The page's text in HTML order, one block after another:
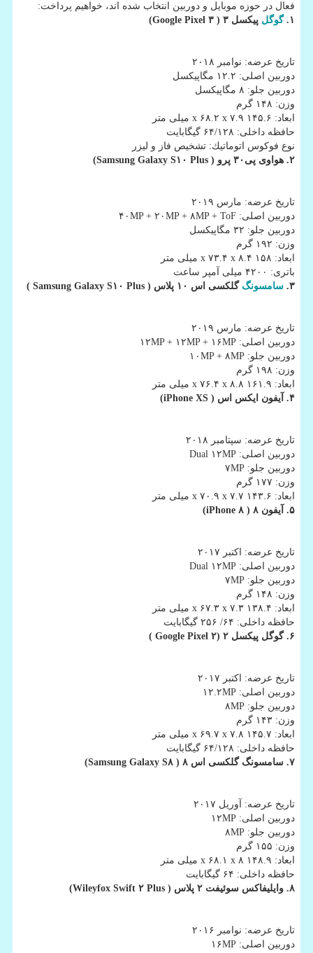
فعال در حوزه موبایل و دوربین انتخاب شده اند، خواهیم پرداخت:
۱.
گوگل پیكسل ۳ ( Google Pixel ۳ )
تاریخ عرضه: نوامبر ۲۰۱۸
دوربین اصلی: ۱۲.۲ مگاپیكسل
دوربین جلو: ۸ مگاپیكسل
وزن: ۱۴۸ گرم
ابعاد: ۱۴۵.۶ x ۶۸.۲ x ۷.۹ میلی متر
حافظه داخلی: ۶۴/۱۲۸ گیگابایت
نوع فوكوس اتوماتیك: تشخیص فاز و لیزر
۲. هواوی پی۳۰ پرو (
Samsung Galaxy S۱۰ Plus)
تاریخ عرضه: مارس ۲۰۱۹
دوربین اصلی: ۴۰MP + ۲۰MP + ۸MP + ToF
دوربین جلو: ۳۲ مگاپیكسل
وزن: ۱۹۲ گرم
ابعاد: ۱۵۸ x ۷۳.۴ x ۸.۴ میلی متر
باتری: ۴۲۰۰ میلی آمپر ساعت
۳. سامسونگ گلكسی اس ۱۰ پلاس ( Samsung Galaxy S۱۰ Plus )
تاریخ عرضه: مارس ۲۰۱۹
دوربین اصلی: ۱۲MP + ۱۲MP + ۱۶MP
دوربین جلو: ۱۰MP + ۸MP
وزن: ۱۹۸ گرم
ابعاد: ۱۶۱.۹ x ۷۶.۴ x ۸.۸ میلی متر
۴. آیفون ایكس اس ( iPhone XS
)
تاریخ عرضه: سپتامبر ۲۰۱۸
دوربین اصلی: Dual ۱۲MP
دوربین جلو: ۷MP
وزن: ۱۷۷ گرم
ابعاد: ۱۴۳.۶ x ۷۰.۹ x ۷.۷ میلی متر
۵. آیفون ۸ (
iPhone ۸)
تاریخ عرضه: اكتبر ۲۰۱۷
دوربین اصلی: Dual ۱۲MP
دوربین جلو: ۷MP
وزن: ۱۴۸ گرم
ابعاد: ۱۳۸.۴ x ۶۷.۳ x ۷.۳ میلی متر
حافظه داخلی: ۶۴/ ۲۵۶ گیگابایت
۶. گوگل پیكسل ۲ (Google Pixel ۲
)
تاریخ عرضه: اكتبر ۲۰۱۷
دوربین اصلی: ۱۲.۲MP
دوربین جلو: ۸MP
وزن: ۱۴۳ گرم
ابعاد: ۱۴۵.۷ x ۶۹.۷ x ۷.۸ میلی متر
حافظه داخلی: ۶۴/۱۲۸ گیگابایت
۷. سامسونگ گلكسی اس ۸ ( Samsung Galaxy S۸
)
تاریخ عرضه: آوریل ۲۰۱۷
دوربین اصلی: ۱۲MP
دوربین جلو: ۸MP
وزن: ۱۵۵ گرم
ابعاد: ۱۴۸.۹ x ۶۸.۱ x ۸ میلی متر
حافظه داخلی: ۶۴ گیگابایت
۸. وایلیفاكس سوئیفت ۲ پلاس ( Wileyfox Swift ۲ Plus
)
تاریخ عرضه: نوامبر ۲۰۱۶
دوربین اصلی: ۱۶MP